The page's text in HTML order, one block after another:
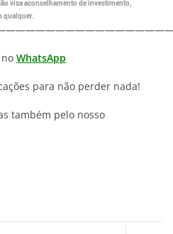
visa aconselhamento de investimento,
qualquer.
no WhatsApp
para não perder nada!
também pelo nosso